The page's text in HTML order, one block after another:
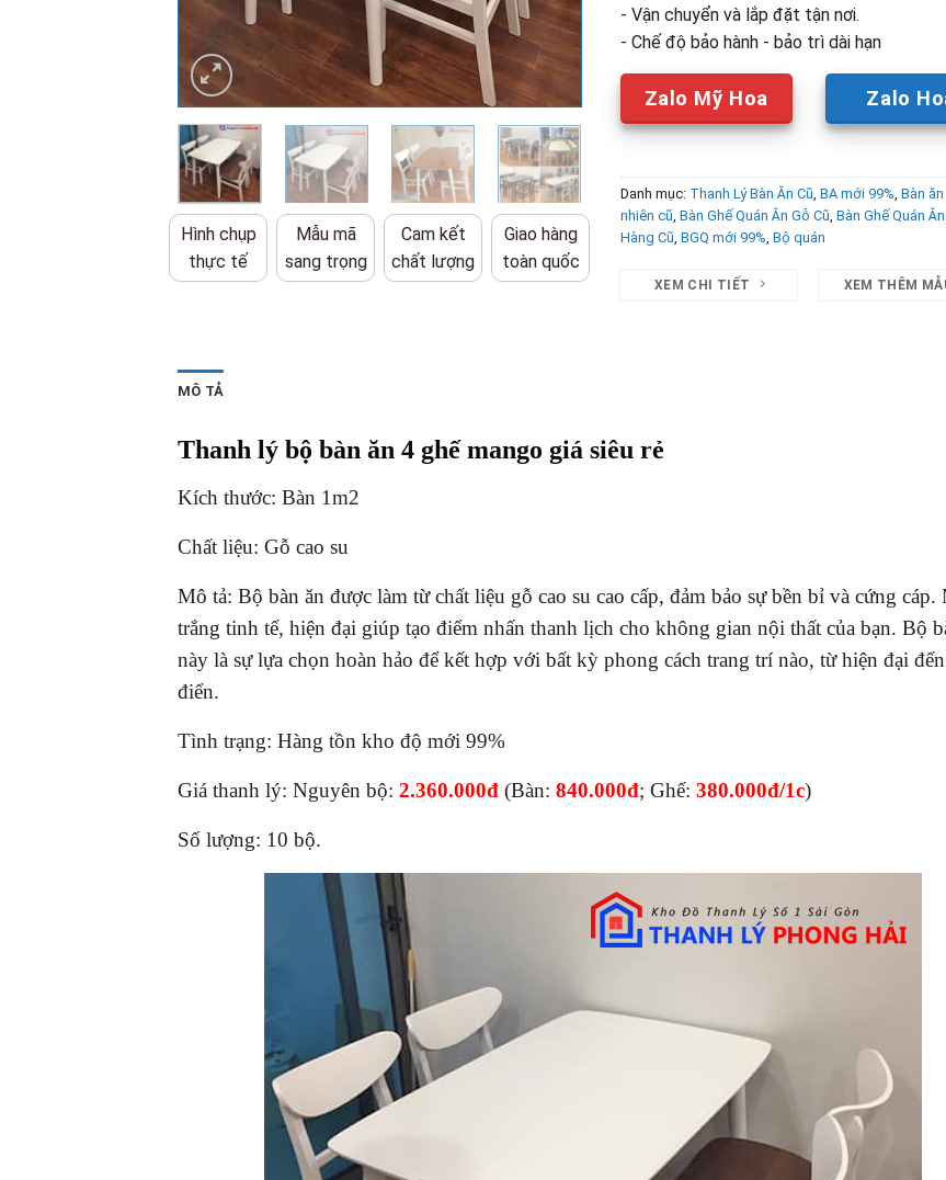
Hình chụp
thực tế
Mẫu mã
sang trọng
Cam kết
chất lượng
Giao hàng
toàn quốc
- Vận chuyển và lắp đặt tận nơi.
- Chế độ bảo hành - bảo trì dài hạn
Zalo Mỹ Hoa Zalo
Danh mục: Thanh Lý Bàn Ăn Cũ BA mới 99% Bàn
nhiên cũ Bàn Ghế Quán Ăn Gỗ Cũ Bàn Ghế Quán
Hàng Cũ BGQ mới 99% Bộ quán
XEM CHI TIẾT XEM THÊM
MÔ TẢ
Thanh lý bộ bàn ăn 4 ghế mango giá siêu rẻ
Kích thước: Bàn 1m2
Chất liệu: Gỗ cao su
Mô tả: Bộ bàn ăn được làm từ chất liệu gỗ cao su cao cấp, đảm bảo sự bền bỉ và cứng cáp.
trắng tinh tế, hiện đại giúp tạo điểm nhấn thanh lịch cho không gian nội thất của bạn. Bộ
này là sự lựa chọn hoàn hảo để kết hợp với bất kỳ phong cách trang trí nào, từ hiện đại
điển.
Tình trạng: Hàng tồn kho độ mới 99%
Giá thanh lý: Nguyên bộ: 2.360.000đ (Bàn: 840.000đ; Ghế: 380.000đ/1c)
Số lượng: 10 bộ.